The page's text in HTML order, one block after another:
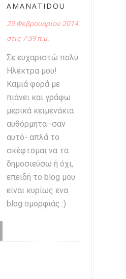
AMANATIDOU
20 Φεβρουαρίου 2014
στις 7:39 π.μ.
Σε ευχαριστώ πολύ
Ηλέκτρα μου!
Καμιά φορά με
πιάνει και γράφω
μερικά κειμενάκια
αυθόρμητα -σαν
αυτό- απλά το
σκέφτομαι να τα
δημοσιεύσω ή όχι,
επειδή το blog μου
είναι κυρίως ενα
blog ομορφιάς :)